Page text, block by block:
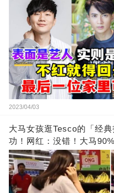
2023/04/03
大马女孩逛Tesco的「经
功！网红：没错！大马